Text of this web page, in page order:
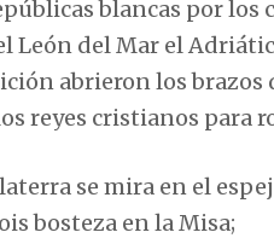
blancas por los
León del Mar el
abrieron los brazos
reyes cristianos para
se mira en el
bosteza en la Misa;